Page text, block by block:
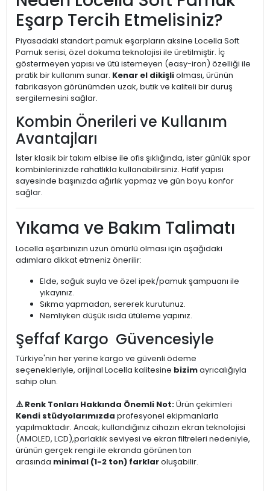
Eşarp Tercih Etmelisiniz?
Piyasadaki standart pamuk eşarpların aksine Locella Soft
Pamuk serisi, özel dokuma teknolojisi ile üretilmiştir. İç
göstermeyen yapısı ve ütü istemeyen (easy-iron) özelliği ile
pratik bir kullanım sunar. Kenar el dikişliolması, ürünün
fabrikasyon görünümden uzak, butik ve kaliteli bir duruş
sergilemesini sağlar.
Kombin Önerileri ve Kullanım
Avantajları
İster klasik bir takım elbise ile ofis şıklığında, ister günlük spor
kombinlerinizde rahatlıkla kullanabilirsiniz. Hafif yapısı
sayesinde başınızda ağırlık yapmaz ve gün boyu konfor
sağlar.
Yıkama ve Bakım Talimatı
Locella eşarbınızın uzun ömürlü olması için aşağıdaki
adımlara dikkat etmeniz önerilir:
Elde, soğuk suyla ve özel ipek/pamuk şampuanı ile
yıkayınız.
Sıkma yapmadan, sererek kurutunuz.
Nemliyken düşük ısıda ütüleme yapınız.
Şeffaf Kargo Güvencesiyle
Türkiye'nin her yerine kargo ve güvenli ödeme
seçenekleriyle, orijinal Locella kalitesine bizimayrıcalığıyla
sahip olun.
⚠️ Renk Tonları Hakkında Önemli Not:Ürün çekimleri
Kendi stüdyolarımızda profesyonel ekipmanlarla
yapılmaktadır. Ancak; kullandığınız cihazın ekran teknolojisi
(AMOLED, LCD),parlaklık seviyesi ve ekran filtreleri nedeniyle,
ürünün gerçek rengi ile ekranda görünen ton
arasında minimal (1-2 ton) farklaroluşabilir.